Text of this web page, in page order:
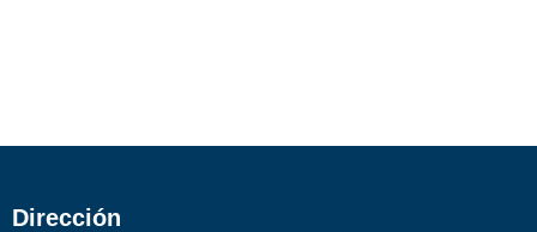
Dirección